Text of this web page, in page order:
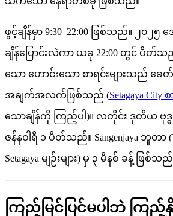
ဖွင့်ချိန်မှာ 9:30–22:00 ဖြစ်သည်။ ၂၀
ချိန်ပြောင်းလဲကာ ယခု 22:00 တွင် ပိတ်သ
သော ဟောင်းသော စာရင်းများသည် ခေ
အချက်အလက်ဖြစ်သည် (Setagaya City
သောချိန်ကို ကြည့်ပါ)။ လတိုင်း ဒုတိယ ဗုဒ္
ဇန်နဝါရီ ၁ ပိတ်သည်။ Sangenjaya ဘူတာ
Setagaya မျဉ်းများ) မှ ၃ မိနစ် ခန့် ဖြစ်သည်
ကြည့်မြင်ပြင်မပါဘဲ ကြ